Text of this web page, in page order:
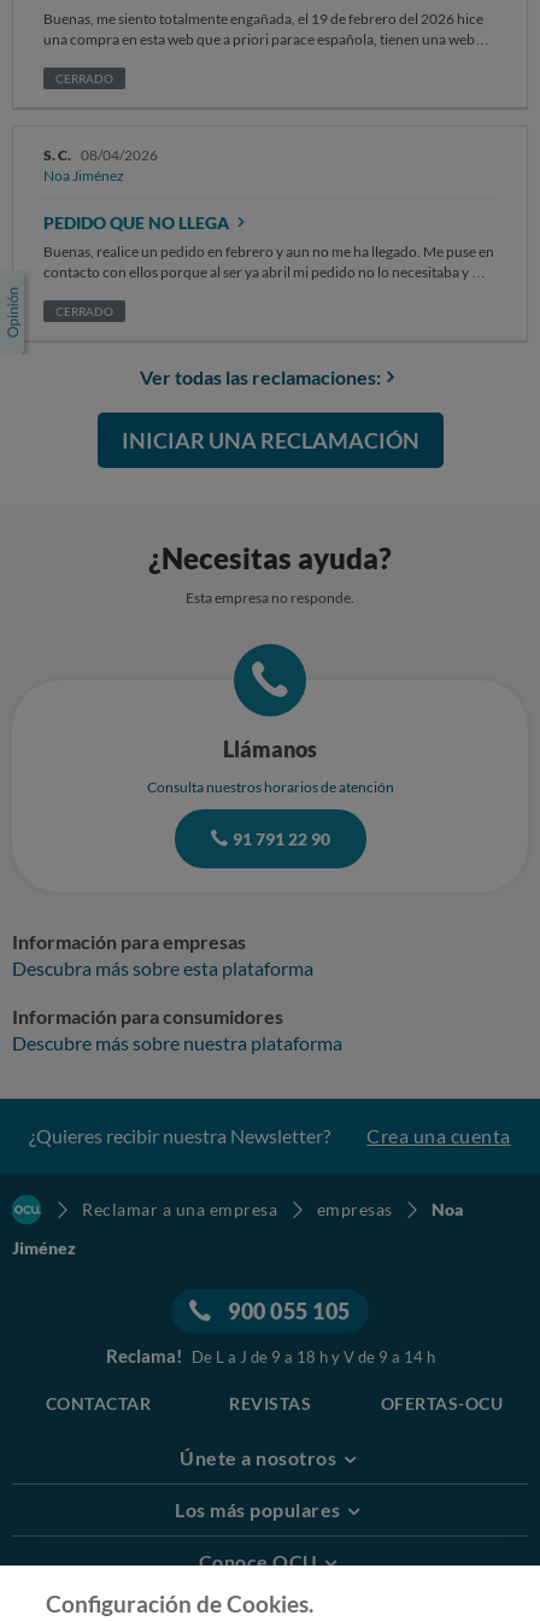
Buenas, me siento totalmente engañada, el 19 de febrero del 2026 hice
una compra en esta web que a priori parace española, tienen una web
de abril del 2026 no me ha llegado ninguna de las 3 prendas, les mando
CERRADO
S. C. 08/04/2026
Noa Jiménez
PEDIDO QUE NO LLEGA
Buenas, realice un pedido en febrero y aun no me ha llegado. Me puse en
contacto con ellos porque al ser ya abril mi pedido no lo necesitaba y me
mandado muchos mail y no hacen caso. No tengo ni el pedido ni el
CERRADO
Ver todas las reclamaciones:
INICIAR UNA RECLAMACIÓN
¿Necesitas ayuda?
Esta empresa no responde.
Llámanos
Consulta nuestros horarios de atención
91 791 22 90
Información para empresas
Descubra más sobre esta plataforma
Información para consumidores
Descubre más sobre nuestra plataforma
¿Quieres recibir nuestra Newsletter? Crea una cuenta
Reclamar a una empresa empresas
Noa
Jiménez
900 055 105
Reclama! De L a J de 9 a 18 h y V de 9 a 14 h
CONTACTAR REVISTAS OFERTAS-OCU
Únete a nosotros
Los más populares
Conoce OCU
Más Información
Configuración de Cookies.